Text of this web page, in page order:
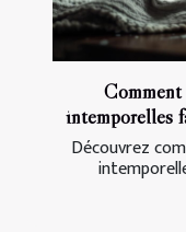
Comment
intemporelles
Découvrez